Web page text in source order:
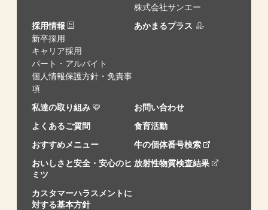
株式会社サンエー
採用情報
新卒採用
キャリア採用
パート・アルバイト
個人情報保護方針・免責事
項
あかまるプラス
私達の取り組み
お問い合わせ
よくあるご質問
食育活動
おすすめメニュー
牛の個体番号検索
おいしさと安全・安心のヒ
ミツ
放射性物質検査結果
カスタマーハラスメントに
対する基本方針